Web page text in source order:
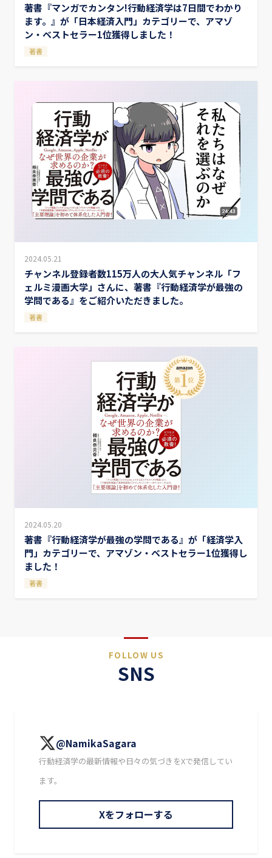
著書『マンガでカンタン!行動経済学は7日間でわかり
ます。』が「日本経済入門」カテゴリーで、アマゾ
ン・ベストセラー1位獲得しました！
著書
2024.05.21
チャンネル登録者数115万人の大人気チャンネル「フ
ェルミ漫画大学」さんに、著書『行動経済学が最強の
学問である』をご紹介いただきました。
著書
2024.05.20
著書『行動経済学が最強の学問である』が「経済学入
門」カテゴリーで、アマゾン・ベストセラー1位獲得し
ました！
著書
FOLLOW US
SNS
@NamikaSagara
行動経済学の最新情報や日々の気づきをXで発信してい
ます。
Xをフォローする